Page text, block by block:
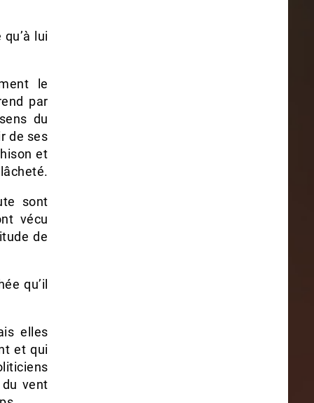
lui
le
par
du
de ses
et
sont
vécu
de
qu’il
elles
et qui
vent